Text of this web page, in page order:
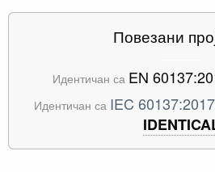
Повезани
Идентичан са EN
Идентичан са IEC